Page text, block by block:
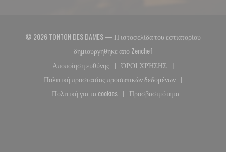
© 2026 TONTON DES DAMES — Η ιστοσελίδα του εστιατορίου
δημιουργήθηκε απόZenchef((ανοίγει σε νέο
Αποποίηση ευθύνης
((ανοίγει σε νέο παράθυρο))
ΌΡΟΙ ΧΡΉΣΗΣ
((ανοίγει σε νέο
Πολιτική προστασίας προσωπικών δεδομένων
((ανοίγει σε νέο παράθυρο))
Πολιτική για τα cookies
((ανοίγει σε νέο παράθυρο))
Προσβασιμότητα
((ανοίγει σε νέο